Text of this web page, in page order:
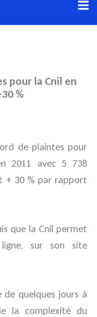
pour la Cnil en
%
de plaintes pour
2011 avec 5 738
+ 30 % par rapport
que la Cnil permet
sur son site
quelques jours à
la complexité du